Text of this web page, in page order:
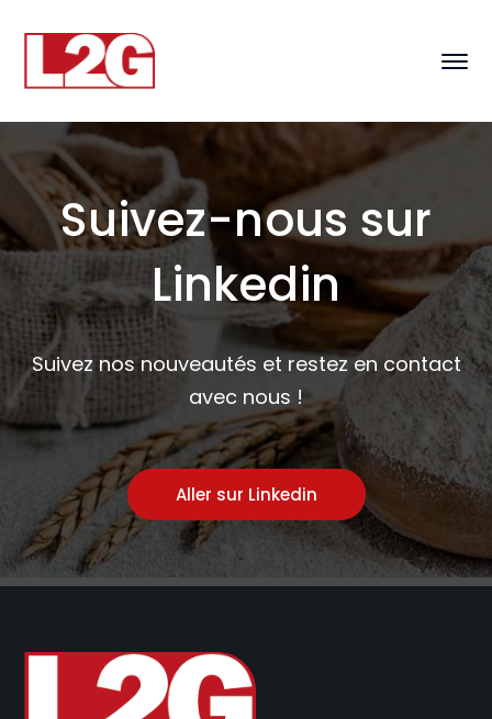
Suivez-nous sur
Linkedin
Suivez nos nouveautés et restez en contact
avec nous !
Aller sur Linkedin